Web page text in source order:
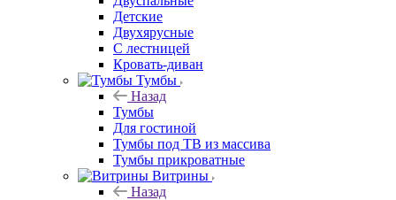
Детские
Двухярусные
С лестницей
Кровать-диван
Тумбы
Назад
Тумбы
Для гостиной
Тумбы под ТВ из массива
Тумбы прикроватные
Витрины
Назад